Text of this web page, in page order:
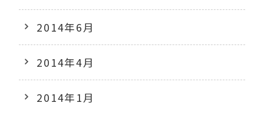
2014年6月
2014年4月
2014年1月